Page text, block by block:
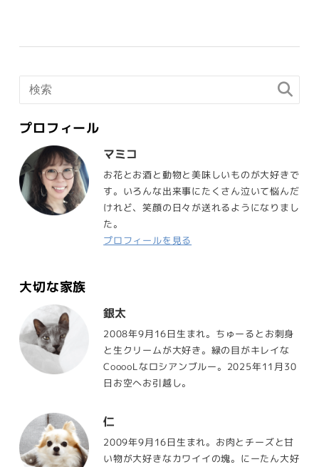
プロフィール
マミコ
お花とお酒と動物と美味しいものが大好きで
す。いろんな出来事にたくさん泣いて悩んだ
けれど、笑顔の日々が送れるようになりまし
た。
プロフィールを見る
大切な家族
銀太
2008年9月16日生まれ。ちゅーるとお刺身
と生クリームが大好き。緑の目がキレイな
CooooLなロシアンブルー。2025年11月30
日お空へお引越し。
仁
2009年9月16日生まれ。お肉とチーズと甘
い物が大好きなカワイイの塊。にーたん大好